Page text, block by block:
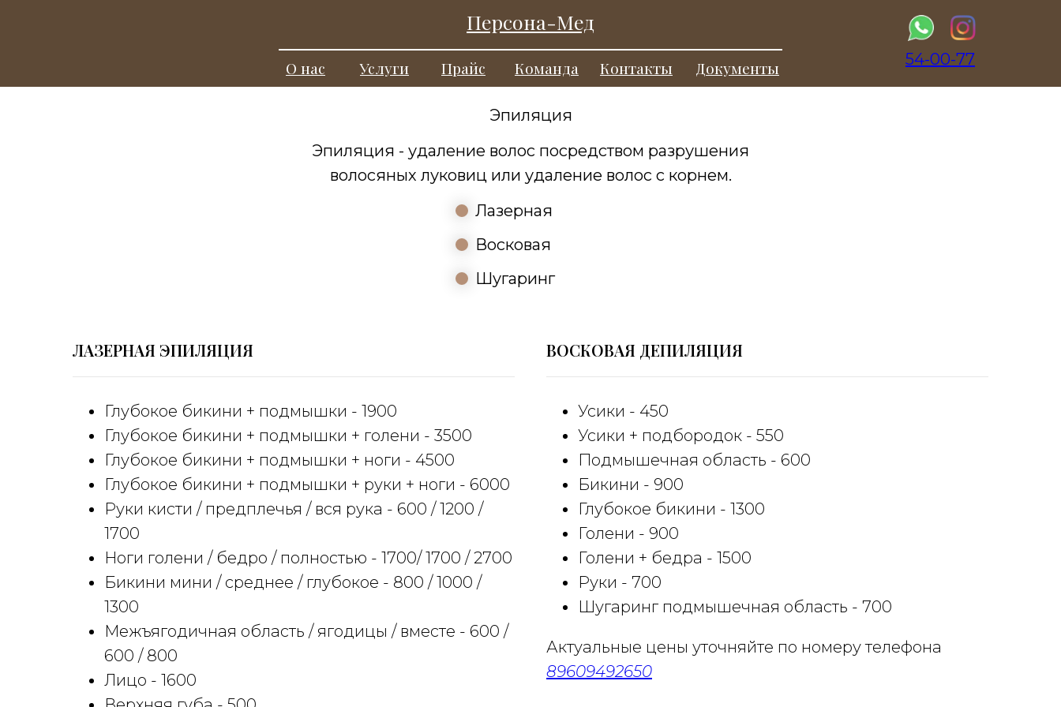
Персона-Мед
О нас Услуги Прайс Команда Контакты Документы 54-00-77
Эпиляция
Эпиляция - удаление волос посредством разрушения
волосяных луковиц или удаление волос с корнем.
Шугаринг
Лазерная
Восковая
ЛАЗЕРНАЯ ЭПИЛЯЦИЯ
Глубокое бикини + подмышки - 1900
Глубокое бикини + подмышки + голени - 3500
Глубокое бикини + подмышки + ноги - 4500
Глубокое бикини + подмышки + руки + ноги - 6000
Руки кисти / предплечья / вся рука - 600 / 1200 /
1700
Ноги голени / бедро / полностью - 1700/ 1700 / 2700
Бикини мини / среднее / глубокое - 800 / 1000 /
1300
Межъягодичная область / ягодицы / вместе - 600 /
600 / 800
Лицо - 1600
ВОСКОВАЯ ДЕПИЛЯЦИЯ
Усики - 450
Усики + подбородок - 550
Подмышечная область - 600
Бикини - 900
Глубокое бикини - 1300
Голени - 900
Голени + бедра - 1500
Руки - 700
Шугаринг подмышечная область - 700
Актуальные цены уточняйте по номеру телефона
89609492650